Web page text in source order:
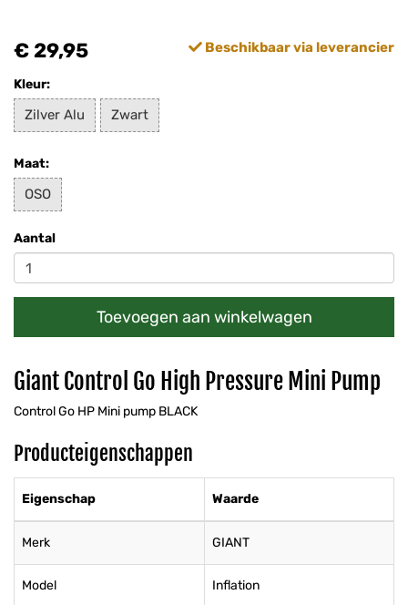
€ 29,95 Beschikbaar via leverancier
Kleur:
Zilver Alu Zwart
Maat:
OSO
Aantal
Toevoegen aan winkelwagen
Giant Control Go High Pressure Mini Pump
Control Go HP Mini pump BLACK
Producteigenschappen
Eigenschap Waarde
Merk GIANT
Model Inflation